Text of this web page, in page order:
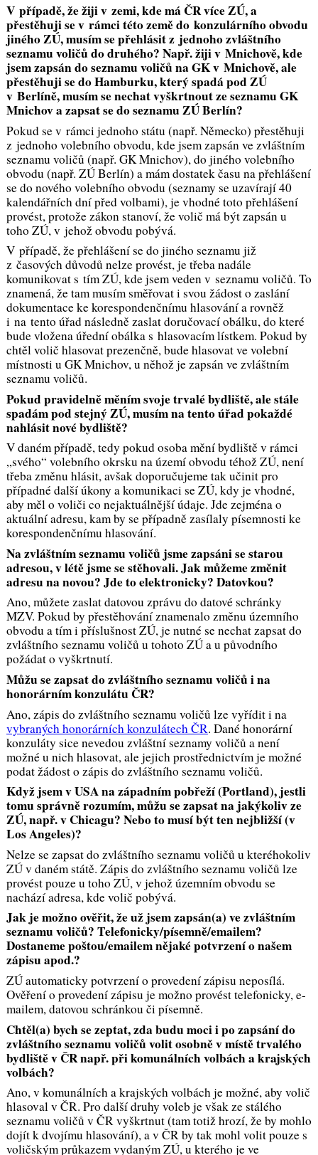
V případě, že žiji v zemi, kde má ČR více ZÚ, a
přestěhuji se v rámci této země do konzulárního obvodu
jiného ZÚ, musím se přehlásit z jednoho zvláštního
seznamu voličů do druhého? Např. žiji v Mnichově, kde
jsem zapsán do seznamu voličů na GK v Mnichově, ale
přestěhuji se do Hamburku, který spadá pod ZÚ
v Berlíně, musím se nechat vyškrtnout ze seznamu GK
Mnichov a zapsat se do seznamu ZÚ Berlín?
Pokud se v rámci jednoho státu (např. Německo) přestěhuji
z jednoho volebního obvodu, kde jsem zapsán ve zvláštním
seznamu voličů (např. GK Mnichov), do jiného volebního
obvodu (např. ZÚ Berlín) a mám dostatek času na přehlášení
se do nového volebního obvodu (seznamy se uzavírají 40
kalendářních dní před volbami), je vhodné toto přehlášení
provést, protože zákon stanoví, že volič má být zapsán u
toho ZÚ, v jehož obvodu pobývá.
V případě, že přehlášení se do jiného seznamu již
z časových důvodů nelze provést, je třeba nadále
komunikovat s tím ZÚ, kde jsem veden v seznamu voličů. To
znamená, že tam musím směřovat i svou žádost o zaslání
dokumentace ke korespondenčnímu hlasování a rovněž
i na tento úřad následně zaslat doručovací obálku, do které
bude vložena úřední obálka s hlasovacím lístkem. Pokud by
chtěl volič hlasovat prezenčně, bude hlasovat ve volební
místnosti u GK Mnichov, u něhož je zapsán ve zvláštním
seznamu voličů.
Pokud pravidelně měním svoje trvalé bydliště, ale stále
spadám pod stejný ZÚ, musím na tento úřad pokaždé
nahlásit nové bydliště?
V daném případě, tedy pokud osoba mění bydliště v rámci
„svého“ volebního okrsku na území obvodu téhož ZÚ, není
třeba změnu hlásit, avšak doporučujeme tak učinit pro
případné další úkony a komunikaci se ZÚ, kdy je vhodné,
aby měl o voliči co nejaktuálnější údaje. Jde zejména o
aktuální adresu, kam by se případně zasílaly písemnosti ke
korespondenčnímu hlasování.
Na zvláštním seznamu voličů jsme zapsáni se starou
adresou, v létě jsme se stěhovali. Jak můžeme změnit
adresu na novou? Jde to elektronicky? Datovkou?
Ano, můžete zaslat datovou zprávu do datové schránky
MZV. Pokud by přestěhování znamenalo změnu územního
obvodu a tím i příslušnost ZÚ, je nutné se nechat zapsat do
zvláštního seznamu voličů u tohoto ZÚ a u původního
požádat o vyškrtnutí.
Můžu se zapsat do zvláštního seznamu voličů i na
honorárním konzulátu ČR?
Ano, zápis do zvláštního seznamu voličů lze vyřídit i na
vybraných honorárních konzulátech ČR. Dané honorární
konzuláty sice nevedou zvláštní seznamy voličů a není
možné u nich hlasovat, ale jejich prostřednictvím je možné
podat žádost o zápis do zvláštního seznamu voličů.
Když jsem v USA na západním pobřeží (Portland), jestli
tomu správně rozumím, můžu se zapsat na jakýkoliv ze
ZÚ, např. v Chicagu? Nebo to musí být ten nejbližší (v
Los Angeles)?
Nelze se zapsat do zvláštního seznamu voličů u kteréhokoliv
ZÚ v daném státě. Zápis do zvláštního seznamu voličů lze
provést pouze u toho ZÚ, v jehož územním obvodu se
nachází adresa, kde volič pobývá.
Jak je možno ověřit, že už jsem zapsán(a) ve zvláštním
seznamu voličů? Telefonicky/písemně/emailem?
Dostaneme poštou/emailem nějaké potvrzení o našem
zápisu apod.?
ZÚ automaticky potvrzení o provedení zápisu neposílá.
Ověření o provedení zápisu je možno provést telefonicky, e-
mailem, datovou schránkou či písemně.
Chtěl(a) bych se zeptat, zda budu moci i po zapsání do
zvláštního seznamu voličů volit osobně v místě trvalého
bydliště v ČR např. při komunálních volbách a krajských
volbách?
Ano, v komunálních a krajských volbách je možné, aby volič
hlasoval v ČR. Pro další druhy voleb je však ze stálého
seznamu voličů v ČR vyškrtnut (tam totiž hrozí, že by mohlo
dojít k dvojímu hlasování), a v ČR by tak mohl volit pouze s
voličským průkazem vydaným ZÚ, u kterého je ve